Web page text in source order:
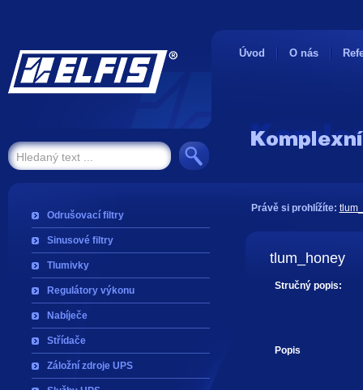
Úvod O nás
Odrušovací filtry
Sinusové filtry
Tlumivky
Regulátory výkonu
Nabíječe
Střídače
Záložní zdroje UPS
Právě si prohlížíte:
tlum_honey
Stručný popis:
Popis